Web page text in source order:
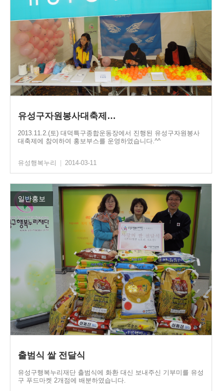
유성구자원봉사대축제…
2013.11.2.(토) 대덕특구종합운동장에서 진행된 유성구자원봉사
대축제에 참여하여 홍보부스를 운영하였습니다.^^
유성행복누리 2014-03-11
일반홍보
출범식 쌀 전달식
유성구행복누리재단 출범식에 화환 대신 보내주신 기부미를 유성
구 푸드마켓 2개점에 배분하였습니다.